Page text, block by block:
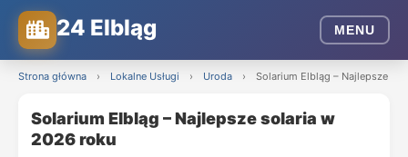
24 Elbląg MENU
Strona główna › Lokalne Usługi › Uroda › Solarium Elbląg – Najlepsze
Solarium Elbląg – Najlepsze solaria w
2026 roku